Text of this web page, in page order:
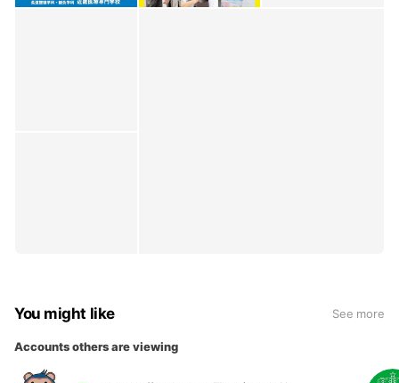
You might like See more
Accounts others are viewing